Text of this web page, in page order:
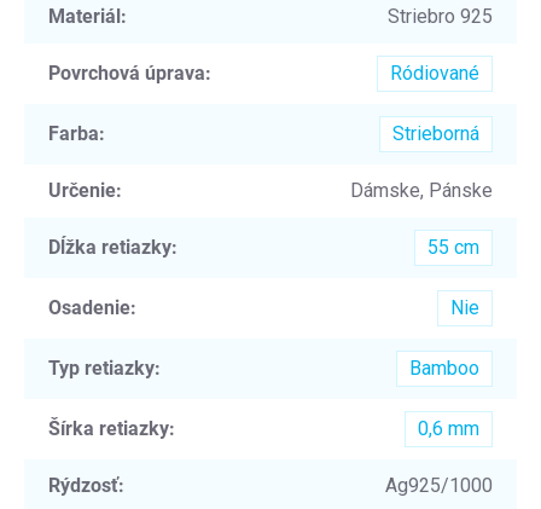
Materiál: Striebro 925
Povrchová úprava: Ródiované
Farba: Strieborná
Určenie: Dámske, Pánske
Dĺžka retiazky: 55 cm
Osadenie: Nie
Typ retiazky: Bamboo
Šírka retiazky: 0,6 mm
Rýdzosť: Ag925/1000